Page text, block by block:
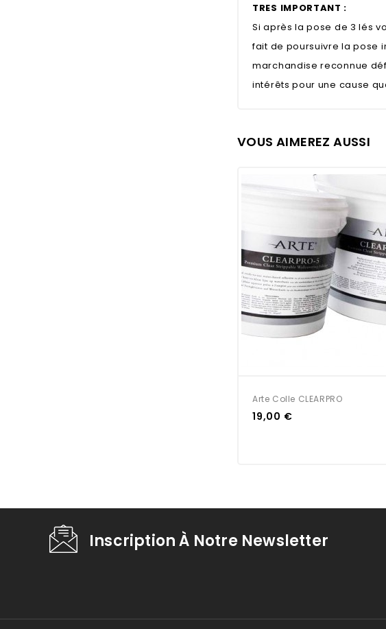
TRES IMPORTANT :
Si après la pose de 3 lés
fait de poursuivre la pose
marchandise reconnue
intérêts pour une cause
VOUS AIMEREZ AUSSI
Arte Colle CLEARPRO
Prix
19,00 €
Inscription À Notre Newsletter